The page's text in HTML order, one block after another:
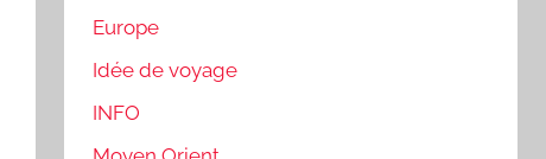
Europe
Idée de voyage
INFO